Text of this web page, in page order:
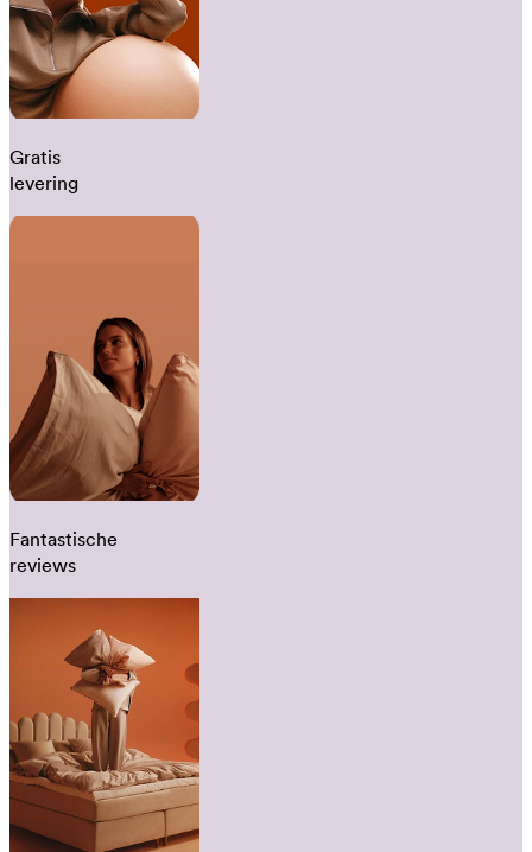
Gratis
levering
Fantastische
reviews